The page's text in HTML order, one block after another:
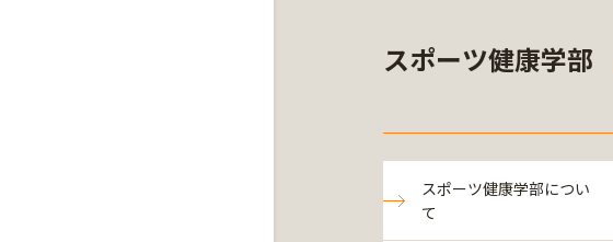
スポーツ健康学部
スポーツ健康学部につい
て